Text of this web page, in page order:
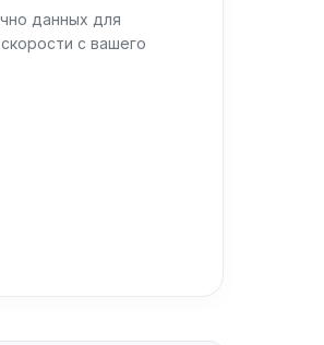
данных для
с вашего